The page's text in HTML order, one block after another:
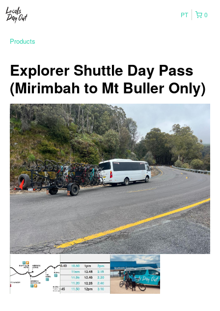
0
PT
Products
Explorer Shuttle Day Pass
(Mirimbah to Mt Buller Only)